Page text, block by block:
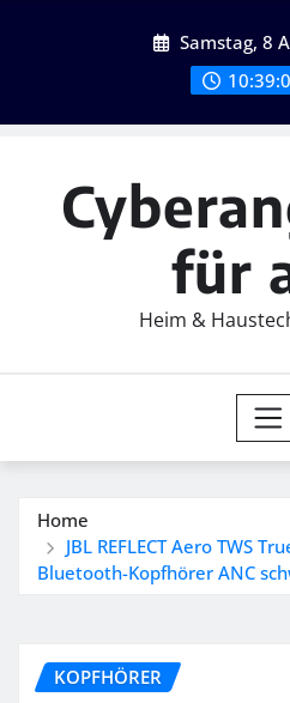
Samstag, 8
für
Heim &
Home
JBL REFLECT Aero TWS
Bluetooth-Kopfhörer ANC
KOPFHÖRER